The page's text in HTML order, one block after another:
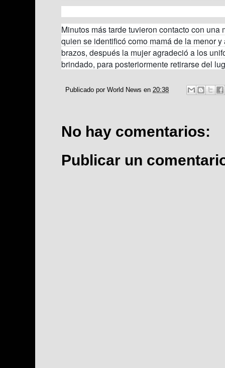
Minutos más tarde tuvieron contacto con una
quien se identificó como mamá de la menor
brazos, después la mujer agradeció a los
brindado, para posteriormente retirarse del
Publicado por World News en 20:38
No hay comentarios:
Publicar un